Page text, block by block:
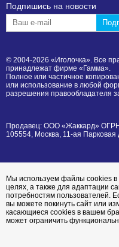
Подпишиcь на новости
© 2004-2026 «Иголочка». Все
принадлежат фирме «Гамма».
Полное или частичное
или использование в любой
разрешения правообладателя
Продавец: ООО «Жаккард»
105554, Москва, 11-ая
Мы используем файлы cookies в
целях, а также для адаптации
потребностям пользователей.
вы можете покинуть сайт или
касающиеся cookies в вашем
может ограничить